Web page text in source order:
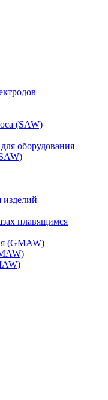
(SAW)
оборудования
изделий
плавящимся
(GMAW)